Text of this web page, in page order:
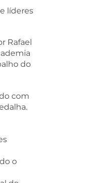
líderes
Rafael
do
com
o